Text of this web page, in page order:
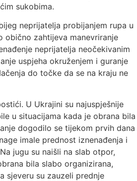
sukobima.
neprijatelja probijanjem rupa u
obično zahtijeva manevriranje
neprijatelja neočekivanim
uspjeha okruženjem i guranje
do točke da se na kraju ne
U Ukrajini su najuspješnije
u situacijama kada je obrana bila
dogodilo se tijekom prvih dana
imale prednost iznenađenja i
jugu su naišli na slab otpor,
bila slabo organizirana,
sjeveru su zauzeli prednje